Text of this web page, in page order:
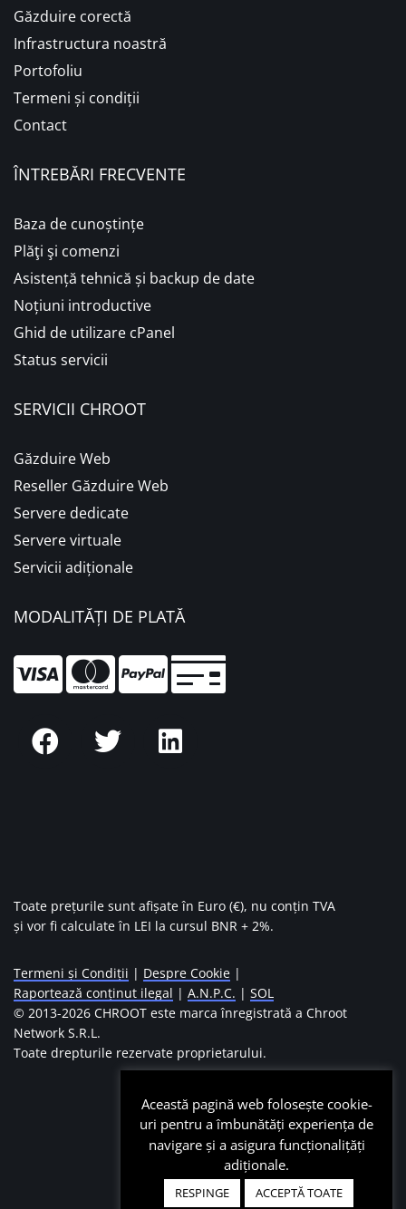
Găzduire corectă
Infrastructura noastră
Portofoliu
Termeni și condiții
Contact
ÎNTREBĂRI FRECVENTE
Baza de cunoștințe
Plăţi şi comenzi
Asistență tehnică și backup de date
Noțiuni introductive
Ghid de utilizare cPanel
Status servicii
SERVICII CHROOT
Găzduire Web
Reseller Găzduire Web
Servere dedicate
Servere virtuale
Servicii adiționale
MODALITĂȚI DE PLATĂ
Toate prețurile sunt afișate în Euro (€), nu conțin TVA
și vor fi calculate în LEI la cursul BNR + 2%.
Termeni și Condiții | Despre Cookie |
Raportează conținut ilegal | A.N.P.C. | SOL
© 2013-2026 CHROOT este marca înregistrată a Chroot
Network S.R.L.
Toate drepturile rezervate proprietarului.
Această pagină web folosește cookie-
uri pentru a îmbunătăți experiența de
navigare și a asigura funcționalițăți
adiționale.
RESPINGE ACCEPTĂ TOATE